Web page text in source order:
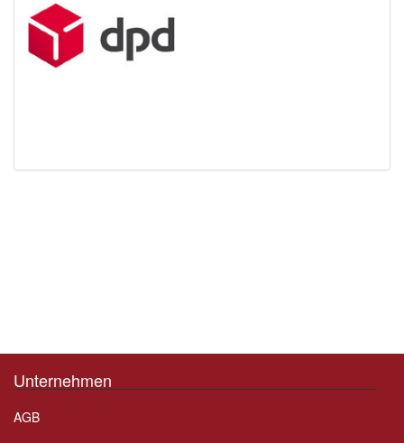
Unternehmen
AGB